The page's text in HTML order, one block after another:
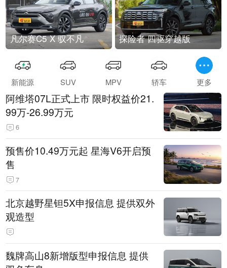
凡尔赛C5 X 驭不凡 探险者 四驱穿越版
新能源 SUV MPV 轿车 更多
阿维塔07L正式上市 限时权益价21.
99万-26.99万元
6
预售价10.49万元起 星海V6开启预
售
7
北京越野星钽5X申报信息 提供双外
观造型
魏牌高山8新增版型申报信息 提供